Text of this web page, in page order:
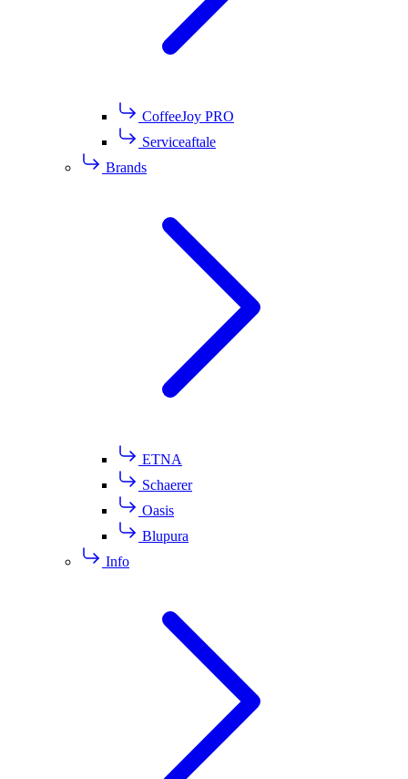
CoffeeJoy PRO
Serviceaftale
Brands
ETNA
Schaerer
Oasis
Blupura
Info